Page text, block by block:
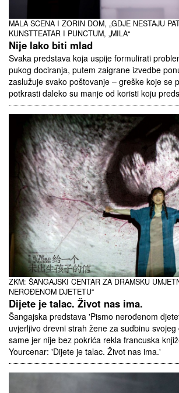
MALA SCENA I ZORIN DOM, „GDJE NESTAJU
KUNSTTEATAR I PUNCTUM, „MILA“
Nije lako biti mlad
Svaka predstava koja uspije formulirati
pukog dociranja, putem zaigrane izvedbe
zaslužuje svako poštovanje – greške koje se
potkrasti daleko su manje od koristi koju
ZKM: ŠANGAJSKI CENTAR ZA DRAMSKU
NEROĐENOM DJETETU“
Dijete je talac. Život nas ima.
Šangajska predstava 'Pismo nerođenom
uvjerljivo drevni strah žene za sudbinu
same jer nije bez pokrića rekla francuska
Yourcenar: 'Dijete je talac. Život nas ima.'